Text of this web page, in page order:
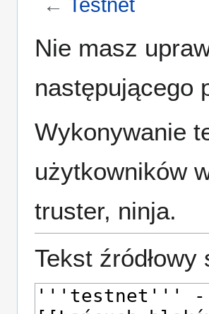
do
do
Nie masz
następującego
Wykonywanie
użytkowników
truster, ninja.
Tekst